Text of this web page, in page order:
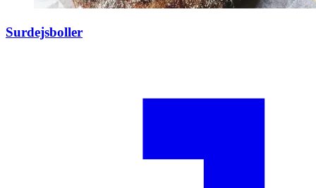
Surdejsboller